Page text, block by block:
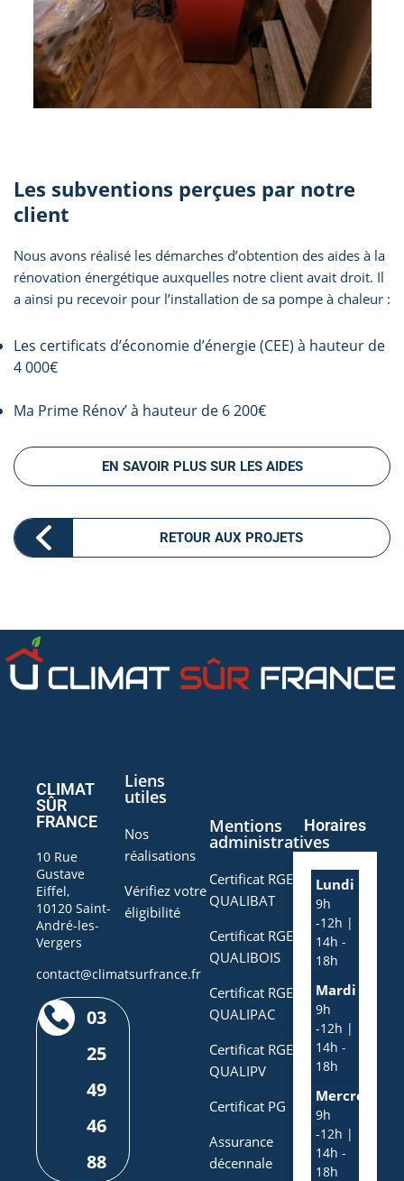
Les subventions perçues par notre
client
Nous avons réalisé les démarches d’obtention des aides à la
rénovation énergétique auxquelles notre client avait droit. Il
a ainsi pu recevoir pour l’installation de sa pompe à chaleur :
Les certificats d’économie d’énergie (CEE) à hauteur de
4 000€
Ma Prime Rénov’ à hauteur de 6 200€
EN SAVOIR PLUS SUR LES AIDES
RETOUR AUX PROJETS
CLIMAT
SÛR
FRANCE
10 Rue
Gustave
Eiffel,
10120 Saint-
André-les-
Vergers
contact@climatsurfrance.fr
03
25
49
46
88
Liens
utiles
Nos
réalisations
Vérifiez votre
éligibilité
Mentions
administratives
Certificat RGE
QUALIBAT
Certificat RGE
QUALIBOIS
Certificat RGE
QUALIPAC
Certificat RGE
QUALIPV
Certificat PG
Assurance
décennale
Horaires
Lundi
9h
-12h |
14h -
18h
Mardi
9h
-12h |
14h -
18h
Mercredi
9h
-12h |
14h -
18h